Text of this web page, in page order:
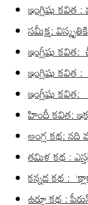
ఇంగ్లిషు కవిత
సమీక్ష:
ఇంగ్లీషు
ఇంగ్లిషు కవిత
ఇంగ్లీషు కవిత:
హిందీ కవిత:
ఆంగ్ల కథ:
తమిళ కథ :
కన్నడ కథ :
ఉర్దూ కథ :